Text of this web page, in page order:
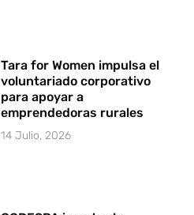
Tara for Women impulsa el
voluntariado corporativo
para apoyar a
emprendedoras rurales
14 Julio, 2026